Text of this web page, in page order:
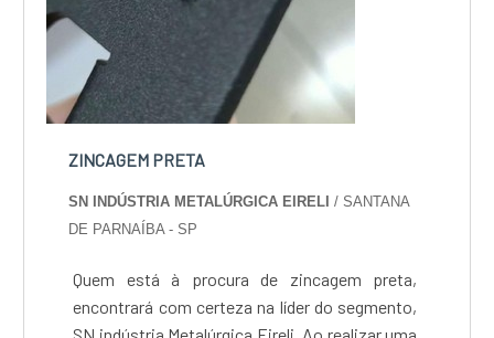
ZINCAGEM PRETA
SN INDÚSTRIA METALÚRGICA EIRELI/ SANTANA
DE PARNAÍBA - SP
Quem está à procura de zincagem preta,
encontrará com certeza na líder do segmento,